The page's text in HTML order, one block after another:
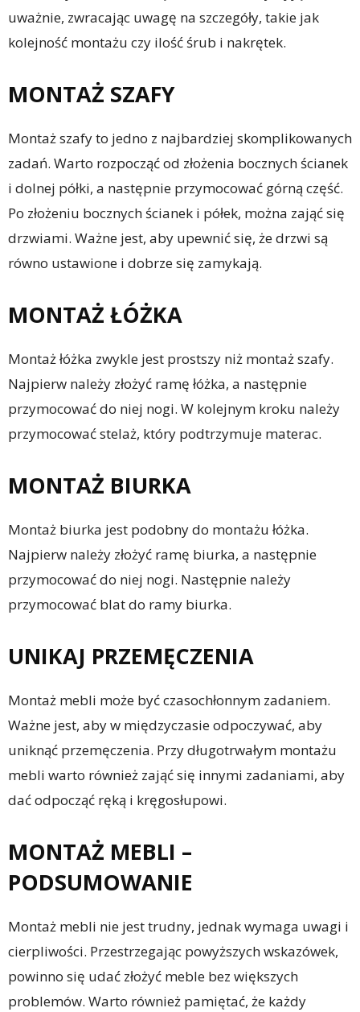
uważnie, zwracając uwagę na szczegóły, takie jak
kolejność montażu czy ilość śrub i nakrętek.
MONTAŻ SZAFY
Montaż szafy to jedno z najbardziej skomplikowanych
zadań. Warto rozpocząć od złożenia bocznych ścianek
i dolnej półki, a następnie przymocować górną część.
Po złożeniu bocznych ścianek i półek, można zająć się
drzwiami. Ważne jest, aby upewnić się, że drzwi są
równo ustawione i dobrze się zamykają.
MONTAŻ ŁÓŻKA
Montaż łóżka zwykle jest prostszy niż montaż szafy.
Najpierw należy złożyć ramę łóżka, a następnie
przymocować do niej nogi. W kolejnym kroku należy
przymocować stelaż, który podtrzymuje materac.
MONTAŻ BIURKA
Montaż biurka jest podobny do montażu łóżka.
Najpierw należy złożyć ramę biurka, a następnie
przymocować do niej nogi. Następnie należy
przymocować blat do ramy biurka.
UNIKAJ PRZEMĘCZENIA
Montaż mebli może być czasochłonnym zadaniem.
Ważne jest, aby w międzyczasie odpoczywać, aby
uniknąć przemęczenia. Przy długotrwałym montażu
mebli warto również zająć się innymi zadaniami, aby
dać odpocząć ręką i kręgosłupowi.
MONTAŻ MEBLI –
PODSUMOWANIE
Montaż mebli nie jest trudny, jednak wymaga uwagi i
cierpliwości. Przestrzegając powyższych wskazówek,
powinno się udać złożyć meble bez większych
problemów. Warto również pamiętać, że każdy